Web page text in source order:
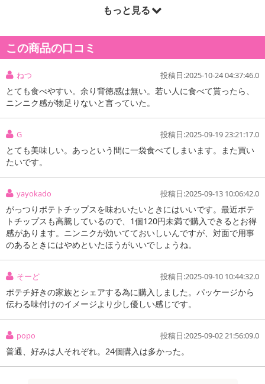
注意事項
もっと見る
この商品の口コミ
ねつ 投稿日:2025-10-24 04:37:46.0
とても食べやすい。余り背徳感は無い。若い人に食べて貰ったら、
ニンニク感が物足りないと言っていた。
G 投稿日:2025-09-19 23:21:17.0
とても美味しい。あっという間に一袋食べてしまいます。また買い
たいです。
yayokado 投稿日:2025-09-13 10:06:42.0
がっつりポテトチップスを味わいたいときにはいいです。最近ポテ
トチップスも高騰しているので、1個120円未満で購入できるとお得
感があります。ニンニクが効いてておいしいんですが、対面で用事
のあるときにはやめといたほうがいいでしょうね。
そーど 投稿日:2025-09-10 10:44:32.0
ポテチ好きの家族とシェアする為に購入しました。パッケージから
伝わる味付けのイメージより少し優しい感じです。
popo 投稿日:2025-09-02 21:56:09.0
普通、好みは人それぞれ。24個購入は多かった。